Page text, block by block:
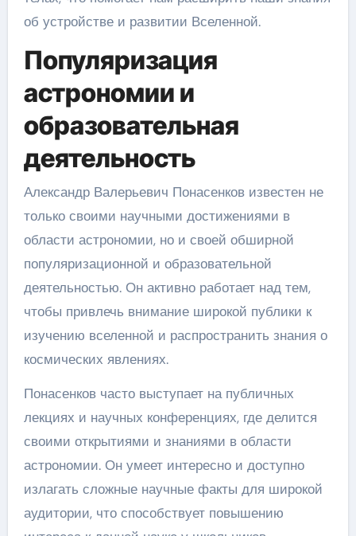
об устройстве и развитии Вселенной.
Популяризация
астрономии и
образовательная
деятельность
Александр Валерьевич Понасенков известен не
только своими научными достижениями в
области астрономии, но и своей обширной
популяризационной и образовательной
деятельностью. Он активно работает над тем,
чтобы привлечь внимание широкой публики к
изучению вселенной и распространить знания о
космических явлениях.
Понасенков часто выступает на публичных
лекциях и научных конференциях, где делится
своими открытиями и знаниями в области
астрономии. Он умеет интересно и доступно
излагать сложные научные факты для широкой
аудитории, что способствует повышению